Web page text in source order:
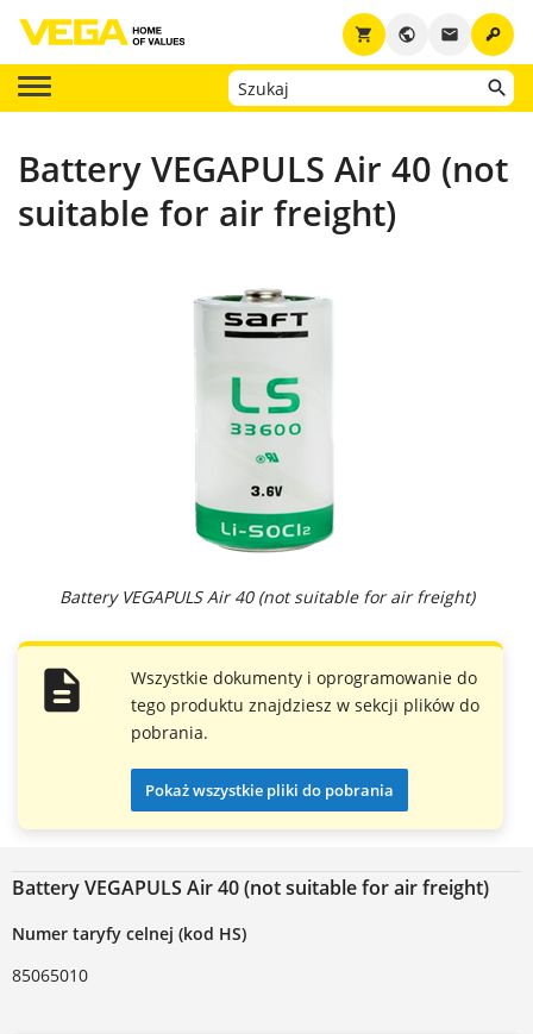
key
email
public
shopping_cart
Battery VEGAPULS Air 40 (not
suitable for air freight)
Battery VEGAPULS Air 40 (not suitable for air freight)
Wszystkie dokumenty i oprogramowanie do
tego produktu znajdziesz w sekcji plików do
pobrania.
Pokaż wszystkie pliki do pobrania
Battery VEGAPULS Air 40 (not suitable for air freight)
Numer taryfy celnej (kod HS)
85065010